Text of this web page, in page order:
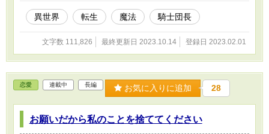
異世界 転生 魔法 騎士団長
文字数 111,826 最終更新日 2023.10.14 登録日 2023.02.01
恋愛 連載中 長編 お気に入りに追加 28
お願いだから私のことを捨ててください